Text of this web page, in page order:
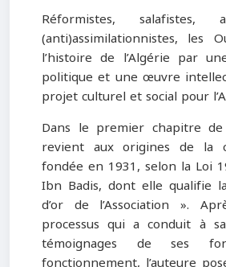
Réformistes, salafistes,
(anti)assimilationnistes, les
l’histoire de l’Algérie par
politique et une œuvre
projet culturel et social pour
Dans le premier chapitre de
revient aux origines de la
fondée en 1931, selon la Loi
Ibn Badis, dont elle qualifie
d’or de l’Association ».
processus qui a conduit à
témoignages de ses